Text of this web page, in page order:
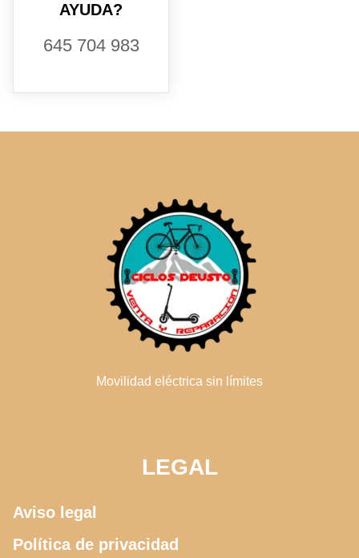
AYUDA?
645 704 983
Movilidad eléctrica sin límites
LEGAL
Aviso legal
Política de privacidad